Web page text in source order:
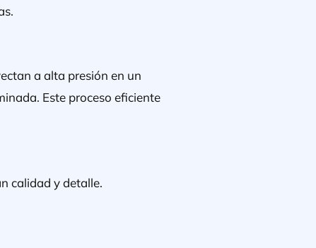
a alta presión en un
Este proceso eficiente
calidad y detalle.